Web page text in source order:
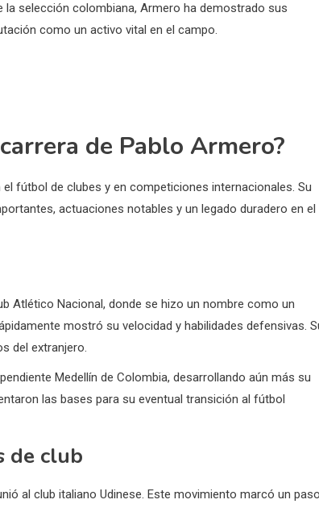
la selección colombiana, Armero ha demostrado sus
como un activo vital en el campo.
de Pablo Armero?
fútbol de clubes y en competiciones internacionales. Su
actuaciones notables y un legado duradero en el
Atlético Nacional, donde se hizo un nombre como un
mostró su velocidad y habilidades defensivas.
del extranjero.
Medellín de Colombia, desarrollando aún más su
las bases para su eventual transición al fútbol
de club
al club italiano Udinese. Este movimiento marcó un